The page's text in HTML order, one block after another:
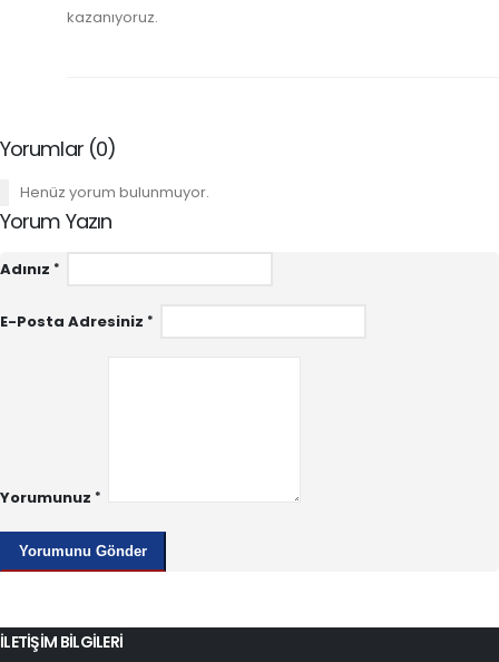
kazanıyoruz.
Yorumlar (0)
Henüz yorum bulunmuyor.
Yorum Yazın
Adınız
E-Posta Adresiniz
Yorumunuz
İLETİŞİM BİLGİLERİ